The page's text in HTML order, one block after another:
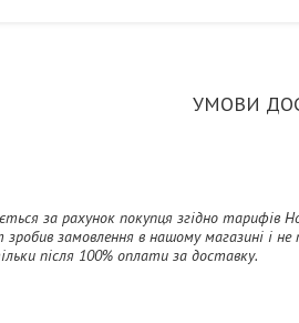
УМОВИ
за рахунок покупця згідно тарифів
зробив замовлення в нашому магазині і
після 100% оплати за доставку.